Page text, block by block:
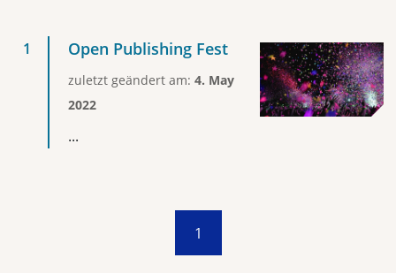
Open Publishing Fest
zuletzt geändert am: 4. May
2022
...
1